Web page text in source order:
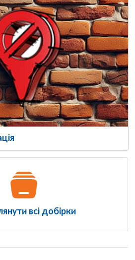
всі добірки